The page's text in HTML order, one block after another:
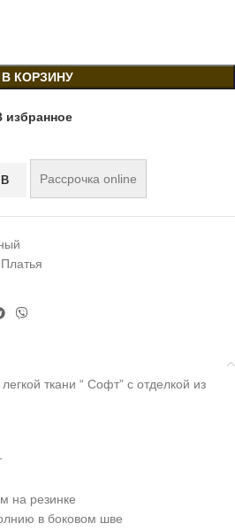
В КОРЗИНУ
избранное
Рассрочка online
Платья
ткани “ Софт” с отделкой из
на резинке
в боковом шве